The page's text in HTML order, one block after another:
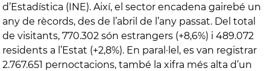
d’Estadística (INE). Així, el sector encadena gairebé un
any de rècords, des de l’abril de l’any passat. Del total
de visitants, 770.302 són estrangers (+8,6%) i 489.072
residents a l’Estat (+2,8%). En paral·lel, es van registrar
2.767.651 pernoctacions, també la xifra més alta d’un